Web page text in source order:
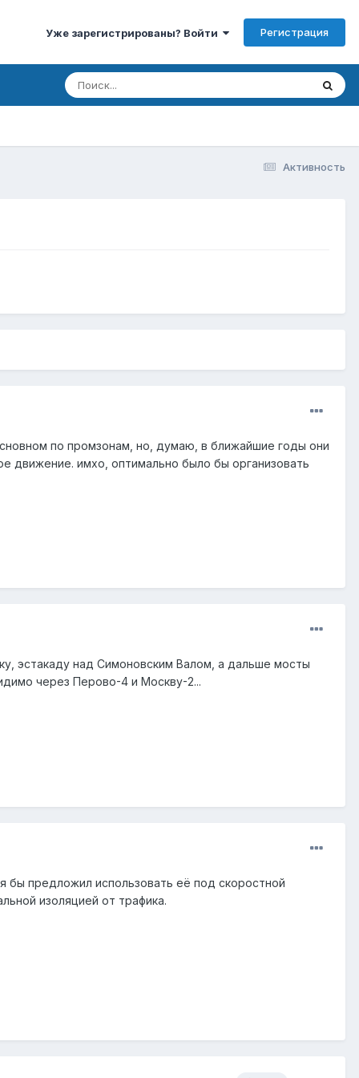
Уже зарегистрированы? Войти Регистрация
Активность
по промзонам, но, думаю, в ближайшие годы они
движение. имхо, оптимально было бы организовать
эстакаду над Симоновским Валом, а дальше мосты
через Перово-4 и Москву-2...
бы предложил использовать её под скоростной
изоляцией от трафика.